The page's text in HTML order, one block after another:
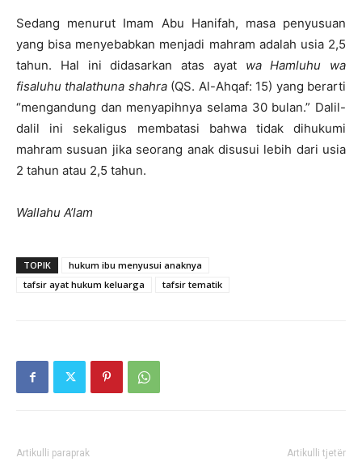
Sedang menurut Imam Abu Hanifah, masa penyusuan
yang bisa menyebabkan menjadi mahram adalah usia 2,5
tahun. Hal ini didasarkan atas ayat wa Hamluhu wa
fisaluhu thalathuna shahra (QS. Al-Ahqaf: 15) yang berarti
“mengandung dan menyapihnya selama 30 bulan.” Dalil-
dalil ini sekaligus membatasi bahwa tidak dihukumi
mahram susuan jika seorang anak disusui lebih dari usia
2 tahun atau 2,5 tahun.
Wallahu A’lam
TOPIK
hukum ibu menyusui anaknya
tafsir ayat hukum keluarga
tafsir tematik
Artikulli paraprak Artikulli tjetër